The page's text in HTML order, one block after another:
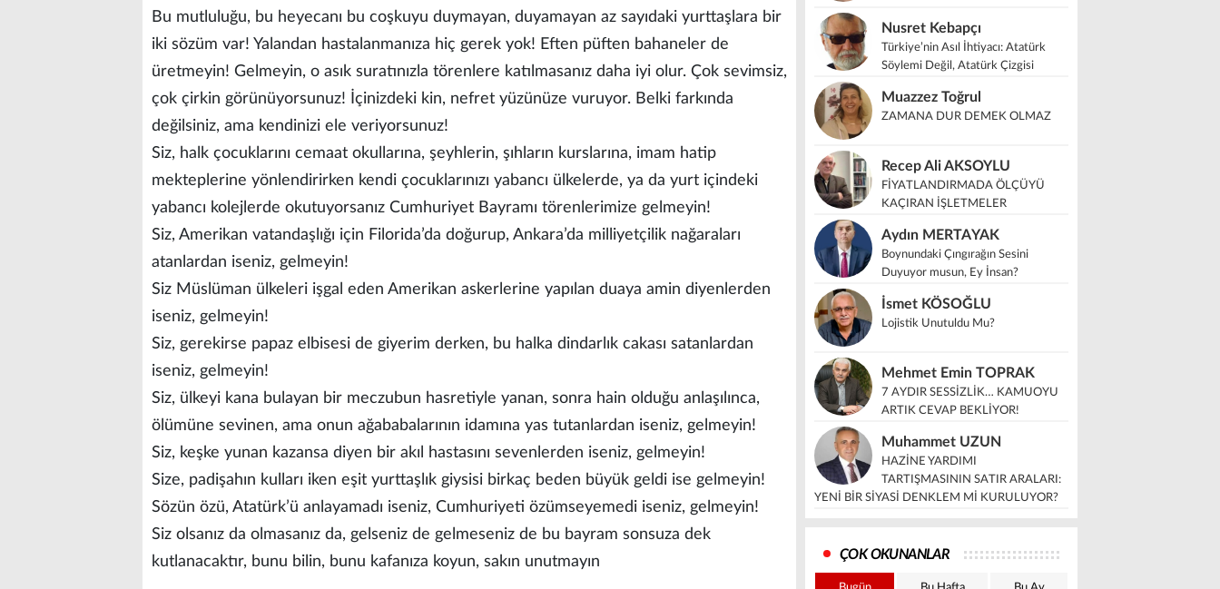
Bu mutluluğu, bu heyecanı bu coşkuyu duymayan, duyamayan az sayıdaki yurttaşlara bir
iki sözüm var! Yalandan hastalanmanıza hiç gerek yok! Eften püften bahaneler de
üretmeyin! Gelmeyin, o asık suratınızla törenlere katılmasanız daha iyi olur. Çok sevimsiz,
çok çirkin görünüyorsunuz! İçinizdeki kin, nefret yüzünüze vuruyor. Belki farkında
değilsiniz, ama kendinizi ele veriyorsunuz!
Siz, halk çocuklarını cemaat okullarına, şeyhlerin, şıhların kurslarına, imam hatip
mekteplerine yönlendirirken kendi çocuklarınızı yabancı ülkelerde, ya da yurt içindeki
yabancı kolejlerde okutuyorsanız Cumhuriyet Bayramı törenlerimize gelmeyin!
Siz, Amerikan vatandaşlığı için Filorida’da doğurup, Ankara’da milliyetçilik nağaraları
atanlardan iseniz, gelmeyin!
Siz Müslüman ülkeleri işgal eden Amerikan askerlerine yapılan duaya amin diyenlerden
iseniz, gelmeyin!
Siz, gerekirse papaz elbisesi de giyerim derken, bu halka dindarlık cakası satanlardan
iseniz, gelmeyin!
Siz, ülkeyi kana bulayan bir meczubun hasretiyle yanan, sonra hain olduğu anlaşılınca,
ölümüne sevinen, ama onun ağababalarının idamına yas tutanlardan iseniz, gelmeyin!
Siz, keşke yunan kazansa diyen bir akıl hastasını sevenlerden iseniz, gelmeyin!
Size, padişahın kulları iken eşit yurttaşlık giysisi birkaç beden büyük geldi ise gelmeyin!
Sözün özü, Atatürk’ü anlayamadı iseniz, Cumhuriyeti özümseyemedi iseniz, gelmeyin!
Siz olsanız da olmasanız da, gelseniz de gelmeseniz de bu bayram sonsuza dek
kutlanacaktır, bunu bilin, bunu kafanıza koyun, sakın unutmayın
Nusret Kebapçı
Türkiye’nin Asıl İhtiyacı: Atatürk
Söylemi Değil, Atatürk Çizgisi
Muazzez Toğrul
ZAMANA DUR DEMEK OLMAZ
Recep Ali AKSOYLU
FİYATLANDIRMADA ÖLÇÜYÜ
KAÇIRAN İŞLETMELER
Aydın MERTAYAK
Boynundaki Çıngırağın Sesini
Duyuyor musun, Ey İnsan?
İsmet KÖSOĞLU
Lojistik Unutuldu Mu?
Mehmet Emin TOPRAK
7 AYDIR SESSİZLİK… KAMUOYU
ARTIK CEVAP BEKLİYOR!
Muhammet UZUN
HAZİNE YARDIMI
TARTIŞMASININ SATIR ARALARI:
YENİ BİR SİYASİ DENKLEM Mİ KURULUYOR?
ÇOK OKUNANLAR